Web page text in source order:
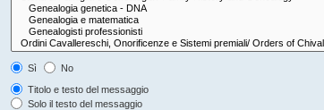
Sì
No
Titolo e testo del messaggio
Solo il testo del messaggio